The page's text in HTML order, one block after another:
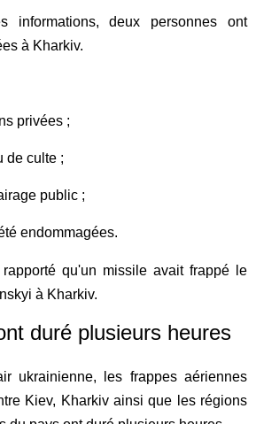
informations, deux personnes ont
à Kharkiv.
privées ;
de culte ;
public ;
endommagées.
qu'un missile avait frappé le
à Kharkiv.
duré plusieurs heures
ukrainienne, les frappes aériennes
Kiev, Kharkiv ainsi que les régions